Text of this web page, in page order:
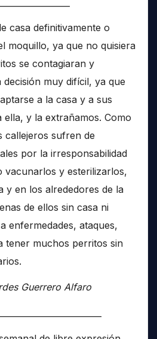
casa definitivamente o
moquillo, ya que no quisiera
se contagiaran y
muy difícil, ya que
a la casa y a sus
ella, y la extrañamos. Como
callejeros sufren de
por la irresponsabilidad
vacunarlos y esterilizarlos,
y en los alrededores de la
de ellos sin casa ni
enfermedades, ataques,
tener muchos perritos sin
Guerrero Alfaro